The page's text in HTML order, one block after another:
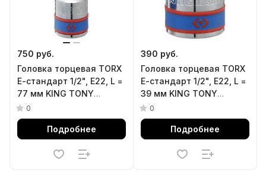
750 руб.
Головка торцевая TORX
Е-стандарт 1/2", E22, L =
77 мм KING TONY
427522M
0
Подробнее
390 руб.
Головка торцевая TORX
Е-стандарт 1/2", E22, L =
39 мм KING TONY
437522M
0
Подробнее